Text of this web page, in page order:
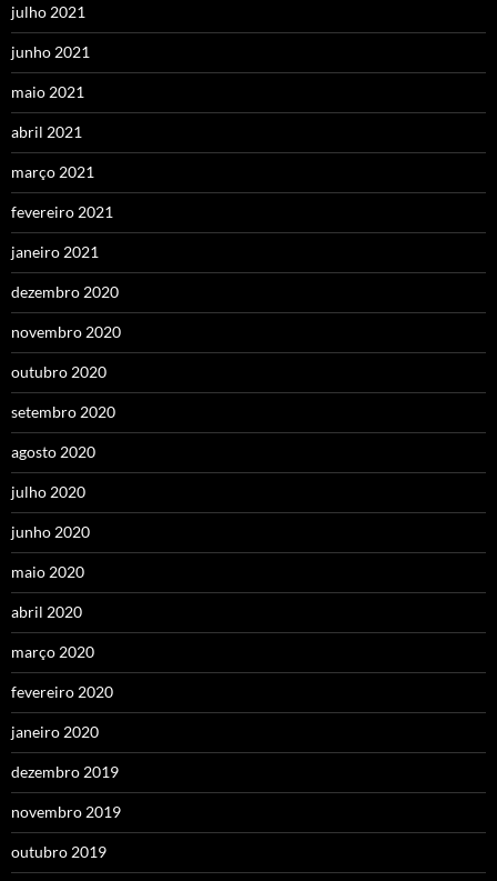
julho 2021
junho 2021
maio 2021
abril 2021
março 2021
fevereiro 2021
janeiro 2021
dezembro 2020
novembro 2020
outubro 2020
setembro 2020
agosto 2020
julho 2020
junho 2020
maio 2020
abril 2020
março 2020
fevereiro 2020
janeiro 2020
dezembro 2019
novembro 2019
outubro 2019